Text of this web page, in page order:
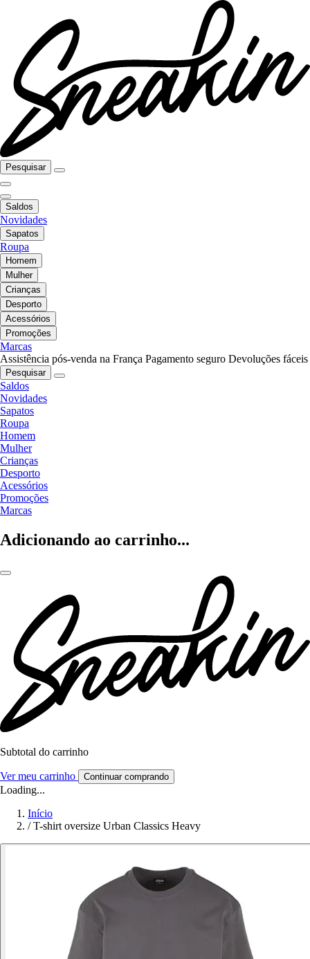
Pesquisar
Saldos
Novidades
Sapatos
Roupa
Homem
Mulher
Crianças
Desporto
Acessórios
Promoções
Marcas
Assistência pós-venda na França Pagamento seguro Devoluções fáceis
Pesquisar
Saldos
Novidades
Sapatos
Roupa
Homem
Mulher
Crianças
Desporto
Acessórios
Promoções
Marcas
Adicionando ao carrinho...
Subtotal do carrinho
Ver meu carrinho Continuar comprando
Loading...
Início
/ T-shirt oversize Urban Classics Heavy